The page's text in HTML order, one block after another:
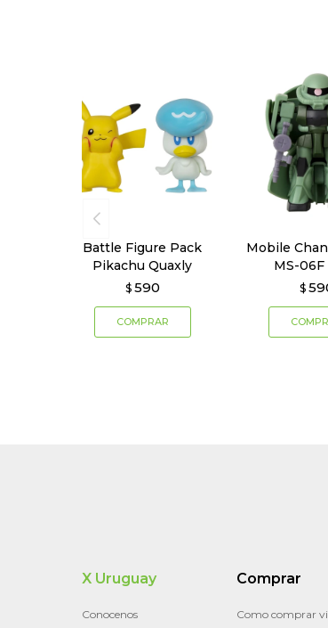
Battle Figure Pack
Pikachu Quaxly
$ 590
Mobile
MS-06F
$
X Uruguay
Conocenos
Comprar
Como comprar